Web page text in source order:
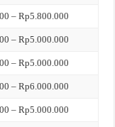
– Rp5.800.000
– Rp5.000.000
– Rp5.000.000
– Rp6.000.000
– Rp5.000.000